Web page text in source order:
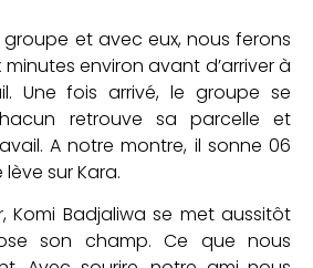
groupe et avec eux, nous ferons
environ avant d’arriver à
Une fois arrivé, le groupe se
retrouve sa parcelle et
A notre montre, il sonne 06
lève sur Kara.
Komi Badjaliwa se met aussitôt
son champ. Ce que nous